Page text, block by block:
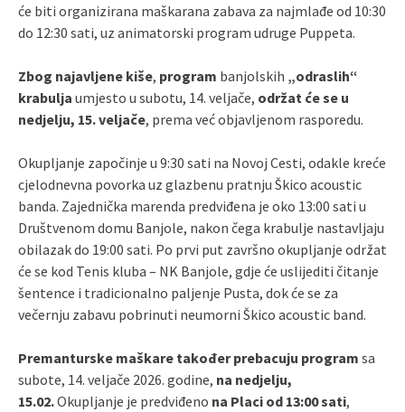
će biti organizirana maškarana zabava za najmlađe od 10:30
do 12:30 sati, uz animatorski program udruge Puppeta.
Zbog najavljene kiše, program banjolskih „odraslih“
krabulja umjesto u subotu, 14. veljače, održat će se u
nedjelju, 15. veljače, prema već objavljenom rasporedu.
Okupljanje započinje u 9:30 sati na Novoj Cesti, odakle kreće
cjelodnevna povorka uz glazbenu pratnju Škico acoustic
banda. Zajednička marenda predviđena je oko 13:00 sati u
Društvenom domu Banjole, nakon čega krabulje nastavljaju
obilazak do 19:00 sati. Po prvi put završno okupljanje održat
će se kod Tenis kluba – NK Banjole, gdje će uslijediti čitanje
šentence i tradicionalno paljenje Pusta, dok će se za
večernju zabavu pobrinuti neumorni Škico acoustic band.
Premanturske maškare također prebacuju program sa
subote, 14. veljače 2026. godine, na nedjelju,
15.02.Okupljanje je predviđeno na Placi od 13:00 sati,